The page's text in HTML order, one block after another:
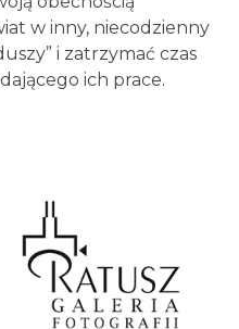
w inny, niecodzienny
i zatrzymać czas
ich prace.